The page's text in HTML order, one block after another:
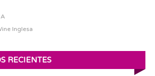
Inglesa
RECIENTES